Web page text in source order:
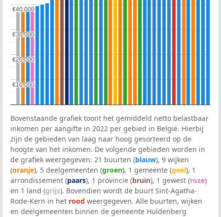
€10.000
€10.000
€20.000
€20.000
€30.000
€30.000
€40.000
€40.000
Bovenstaande grafiek toont het gemiddeld netto belastbaar
inkomen per aangifte in 2022 per gebied in België. Hierbij
zijn de gebieden van laag naar hoog gesorteerd op de
hoogte van het inkomen. De volgende gebieden worden in
de grafiek weergegeven: 21 buurten (blauw), 9 wijken
(oranje), 5 deelgemeenten (groen), 1 gemeente (geel), 1
arrondissement (paars), 1 provincie (bruin), 1 gewest (roze)
en 1 land (grijs). Bovendien wordt de buurt Sint-Agatha-
Rode-Kern in het rood weergegeven. Alle buurten, wijken
en deelgemeenten binnen de gemeente Huldenberg